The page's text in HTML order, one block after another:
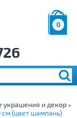
0
р.
украшения и декор »
см (цвет шампань)